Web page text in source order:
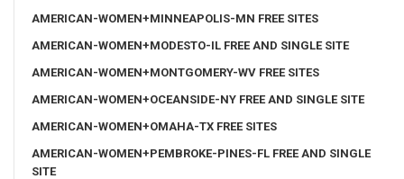
AMERICAN-WOMEN+MINNEAPOLIS-MN FREE SITES
AMERICAN-WOMEN+MODESTO-IL FREE AND SINGLE SITE
AMERICAN-WOMEN+MONTGOMERY-WV FREE SITES
AMERICAN-WOMEN+OCEANSIDE-NY FREE AND SINGLE SITE
AMERICAN-WOMEN+OMAHA-TX FREE SITES
AMERICAN-WOMEN+PEMBROKE-PINES-FL FREE AND SINGLE
SITE